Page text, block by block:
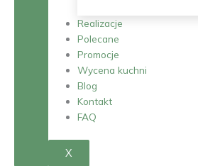
Realizacje
Polecane
Promocje
Wycena kuchni
Blog
Kontakt
FAQ
X